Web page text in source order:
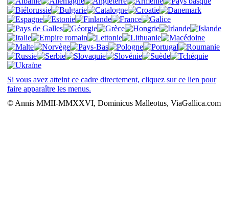
Si vous avez atteint ce cadre directement, cliquez sur ce lien pour
faire apparaître les menus.
© Annis MMII-MMXXVI, Dominicus Malleotus, ViaGallica.com